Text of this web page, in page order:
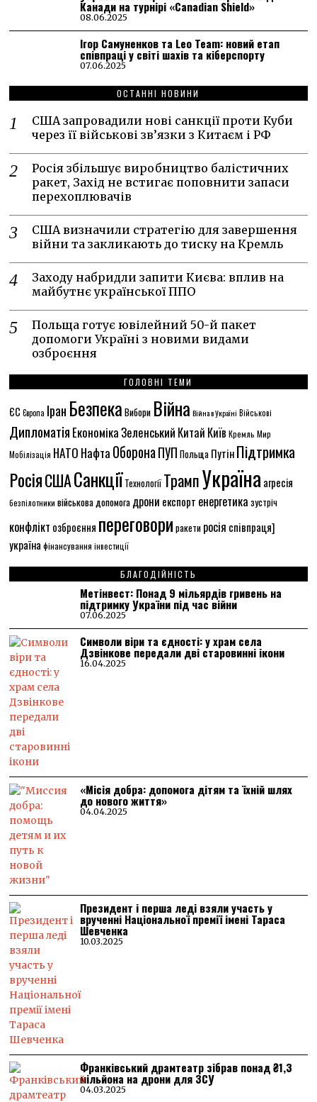
Канади на турнірі «Canadian Shield»
08.06.2025
Ігор Самуненков та Leo Team: новий етап
співпраці у світі шахів та кіберспорту
07.06.2025
ОСТАННІ НОВИНИ
США запровадили нові санкції проти Куби
через її військові зв’язки з Китаєм і РФ
Росія збільшує виробництво балістичних
ракет, Захід не встигає поповнити запаси
перехоплювачів
США визначили стратегію для завершення
війни та закликають до тиску на Кремль
Заходу набридли запити Києва: вплив на
майбутнє української ППО
Польща готує ювілейний 50-й пакет
допомоги Україні з новими видами
озброєння
ГОЛОВНІ ТЕМИ
ЄС Європа Іран Безпека Вибори Війна Війна в Україні Військові
Дипломатія ЕкономікаЗеленський Китай Київ Кремль Мир
Мобілізація НАТО Нафта ОборонаПУП Польща ПутінПідтримка
РосіяСШАСанкціїТехнологіїТрампУкраїна агресія
безпілотники військова допомога дрони експорт енергетика зустріч
конфлікт озброєння переговори ракети росія співпраця]
україна фінансування інвестиції
БЛАГОДІЙНІСТЬ
Метінвест: Понад 9 мільярдів гривень на
підтримку України під час війни
07.06.2025
Символи віри та єдності: у храм села
Дзвінкове передали дві старовинні ікони
16.04.2025
«Місія добра: допомога дітям та їхній шлях
до нового життя»
04.04.2025
Президент і перша леді взяли участь у
врученні Національної премії імені Тараса
Шевченка
10.03.2025
Франківський драмтеатр зібрав понад ₴1,3
мільйона на дрони для ЗСУ
04.03.2025